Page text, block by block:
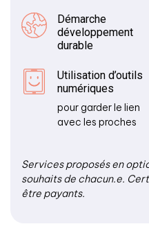
Démarche
développement
durable
Utilisation d’outils
numériques
pour garder le lien
avec les proches
Services proposés en
souhaits de chacun.e.
être payants.